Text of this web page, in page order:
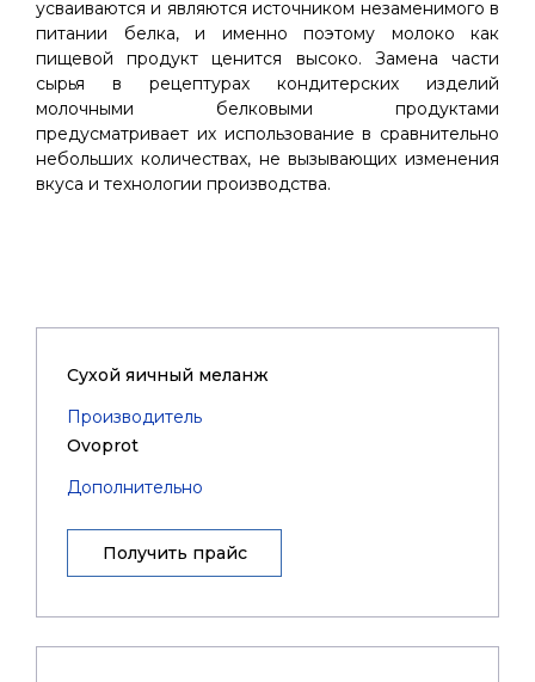
усваиваются и являются источником незаменимого в
питании белка, и именно поэтому молоко как
пищевой продукт ценится высоко. Замена части
сырья в рецептурах кондитерских изделий
молочными белковыми продуктами
предусматривает их использование в сравнительно
небольших количествах, не вызывающих изменения
вкуса и технологии производства.
Cухой яичный меланж
Производитель
Ovoprot
Дополнительно
Получить прайс